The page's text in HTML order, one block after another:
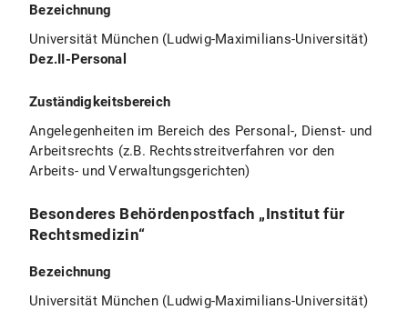
Bezeichnung
Universität München (Ludwig-Maximilians-Universität)
Dez.II-Personal
Zuständigkeitsbereich
Angelegenheiten im Bereich des Personal-, Dienst- und
Arbeitsrechts (z.B. Rechtsstreitverfahren vor den
Arbeits- und Verwaltungsgerichten)
Besonderes Behördenpostfach „Institut für
Rechtsmedizin“
Bezeichnung
Universität München (Ludwig-Maximilians-Universität)